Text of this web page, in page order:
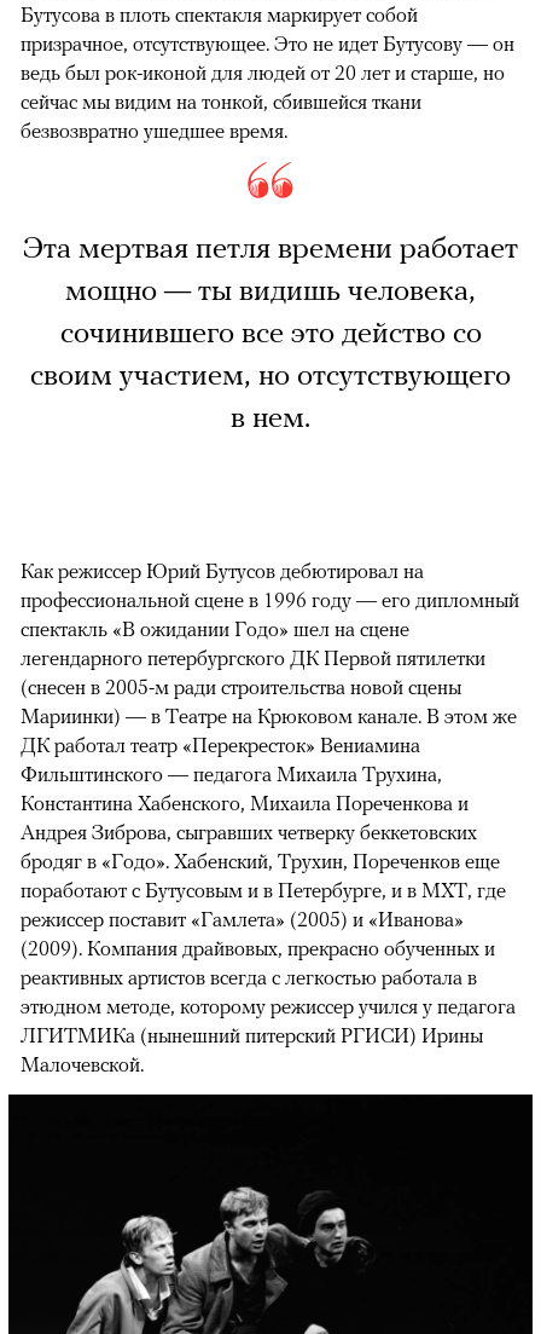
Бутусова в плоть спектакля маркирует собой
призрачное, отсутствующее. Это не идет Бутусову — он
ведь был рок-иконой для людей от 20 лет и старше, но
сейчас мы видим на тонкой, сбившейся ткани
безвозвратно ушедшее время.
Эта мертвая петля времени работает
мощно — ты видишь человека,
сочинившего все это действо со
своим участием, но отсутствующего
в нем.
Как режиссер Юрий Бутусов дебютировал на
профессиональной сцене в 1996 году — его дипломный
спектакль «В ожидании Годо» шел на сцене
легендарного петербургского ДК Первой пятилетки
(снесен в 2005-м ради строительства новой сцены
Мариинки) — в Театре на Крюковом канале. В этом же
ДК работал театр «Перекресток» Вениамина
Фильштинского — педагога Михаила Трухина,
Константина Хабенского, Михаила Пореченкова и
Андрея Зиброва, сыгравших четверку беккетовских
бродяг в «Годо». Хабенский, Трухин, Пореченков еще
поработают с Бутусовым и в Петербурге, и в МХТ, где
режиссер поставит «Гамлета» (2005) и «Иванова»
(2009). Компания драйвовых, прекрасно обученных и
реактивных артистов всегда с легкостью работала в
этюдном методе, которому режиссер учился у педагога
ЛГИТМИКа (нынешний питерский РГИСИ) Ирины
Малочевской.